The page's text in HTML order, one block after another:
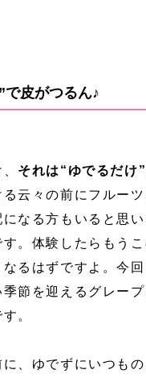
で皮がつるん♪
それは“ゆでるだけ”
云々の前にフルー
なる方もいると思
。体験したらもう
るはずですよ。今
季節を迎えるグレー
。
、ゆでずにいつも